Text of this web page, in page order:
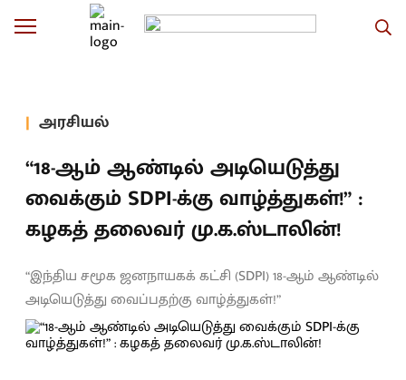
அரசியல்
“18-ஆம் ஆண்டில் அடியெடுத்து
வைக்கும் SDPI-க்கு வாழ்த்துகள்!” :
கழகத் தலைவர் மு.க.ஸ்டாலின்!
“இந்திய சமூக ஜனநாயகக் கட்சி (SDPI) 18-ஆம் ஆண்டில்
அடியெடுத்து வைப்பதற்கு வாழ்த்துகள்!”